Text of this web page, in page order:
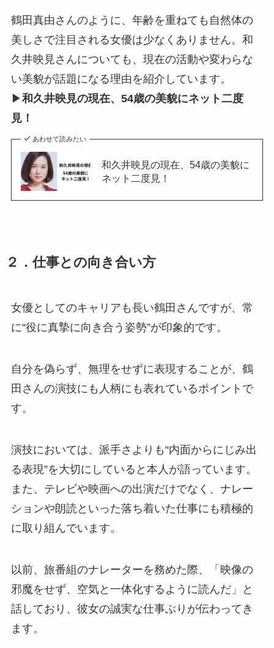
鶴田真由さんのように、年齢を重ねても自然体の
美しさで注目される女優は少なくありません。和
久井映見さんについても、現在の活動や変わらな
い美貌が話題になる理由を紹介しています。
▶和久井映見の現在、54歳の美貌にネット二度
見！
あわせて読みたい
和久井映見の現在、54歳の美貌に
ネット二度見！
２．仕事との向き合い方
女優としてのキャリアも長い鶴田さんですが、常
に“役に真摯に向き合う姿勢”が印象的です。
自分を偽らず、無理をせずに表現することが、鶴
田さんの演技にも人柄にも表れているポイントで
す。
演技においては、派手さよりも“内面からにじみ出
る表現”を大切にしていると本人が語っています。
また、テレビや映画への出演だけでなく、ナレー
ションや朗読といった落ち着いた仕事にも積極的
に取り組んでいます。
以前、旅番組のナレーターを務めた際、「映像の
邪魔をせず、空気と一体化するように読んだ」と
話しており、彼女の誠実な仕事ぶりが伝わってき
ます。